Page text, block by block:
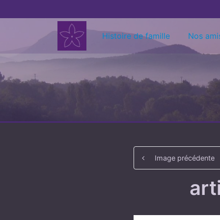
Histoire de famille Nos
Image précédente